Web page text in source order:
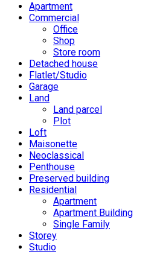
Apartment
Commercial
Office
Shop
Store room
Detached house
Flatlet/Studio
Garage
Land
Land parcel
Plot
Loft
Maisonette
Neoclassical
Penthouse
Preserved building
Residential
Apartment
Apartment Building
Single Family
Storey
Studio